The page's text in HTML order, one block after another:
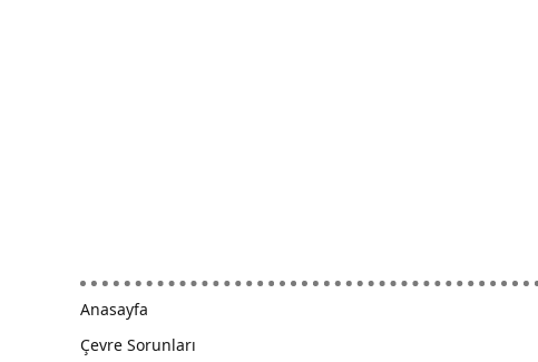
Anasayfa
Çevre Sorunları